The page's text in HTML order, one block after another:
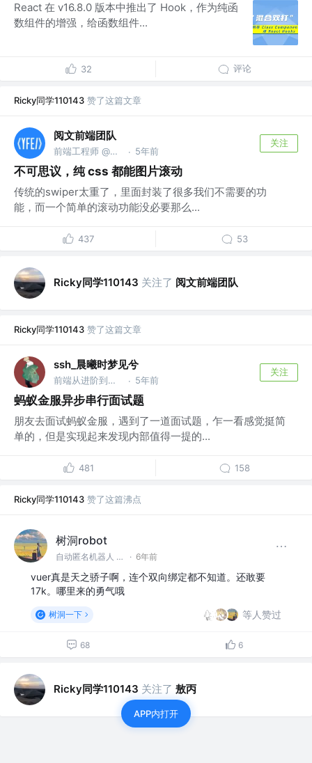
React 在 v16.8.0 版本中推出了 Hook，作为纯函
数组件的增强，给函数组件...
32 评论
Ricky同学110143 赞了这篇文章
阅文前端团队
前端工程师 @上海阅文信息技术有限公司 · 5年前
关注
不可思议，纯 css 都能图片滚动
传统的swiper太重了，里面封装了很多我们不需要的功
能，而一个简单的滚动功能没必要那么...
437 53
Ricky同学110143 关注了 阅文前端团队
Ricky同学110143 赞了这篇文章
ssh_晨曦时梦见兮
前端从进阶到入院 @字节跳动 · 5年前
关注
蚂蚁金服异步串行面试题
朋友去面试蚂蚁金服，遇到了一道面试题，乍一看感觉挺简
单的，但是实现起来发现内部值得一提的...
481 158
Ricky同学110143 赞了这篇沸点
树洞robot
自动匿名机器人 @#树洞一下# · 6年前
vuer真是天之骄子啊，连个双向绑定都不知道。还敢要
17k。哪里来的勇气哦
树洞一下 等人赞过
68 6
Ricky同学110143 关注了 敖丙
APP内打开